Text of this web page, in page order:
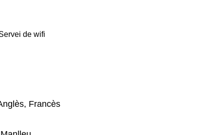
de wifi
Francès